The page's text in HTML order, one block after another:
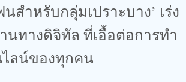
สำหรับกลุ่มเปราะบาง’ เร่ง
นทางดิจิทัล ที่เอื้อต่อการทำ
ลน์ของทุกคน